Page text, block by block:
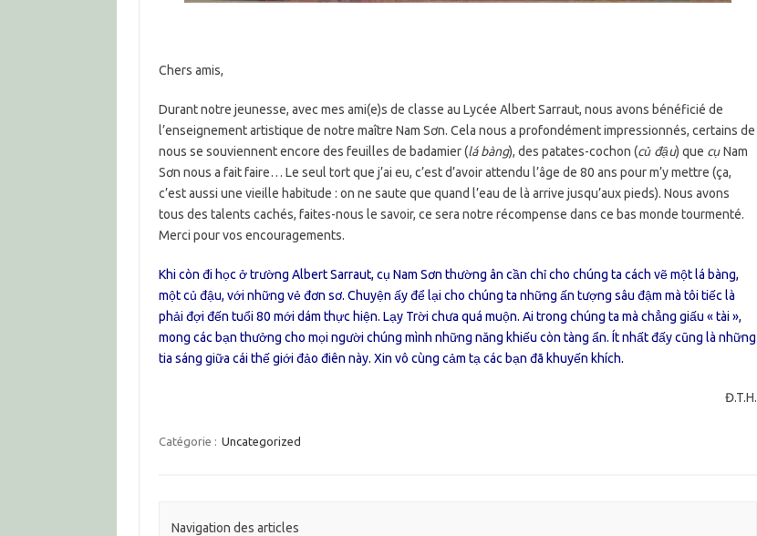
Chers amis,
Durant notre jeunesse, avec mes ami(e)s de classe au Lycée Albert Sarraut, nous avons bénéficié de
l’enseignement artistique de notre maître Nam Sơn. Cela nous a profondément impressionnés, certains de
nous se souviennent encore des feuilles de badamier (lá bàng), des patates-cochon (củ đậu) que cụNam
Sơn nous a fait faire… Le seul tort que j’ai eu, c’est d’avoir attendu l’âge de 80 ans pour m’y mettre (ça,
c’est aussi une vieille habitude : on ne saute que quand l’eau de là arrive jusqu’aux pieds). Nous avons
tous des talents cachés, faites-nous le savoir, ce sera notre récompense dans ce bas monde tourmenté.
Merci pour vos encouragements.
Khi còn đi học ở trường Albert Sarraut, cụ Nam Sơn thường ân cần chỉ cho chúng ta cách vẽ một lá bàng,
một củ đậu, với những vẻ đơn sơ. Chuyện ấy để lại cho chúng ta những ấn tượng sâu đậm mà tôi tiếc là
phải đợi đến tuổi 80 mới dám thực hiện. Lạy Trời chưa quá muộn. Ai trong chúng ta mà chẳng giấu « tài »,
mong các bạn thưởng cho mọi người chúng mình những năng khiếu còn tàng ẩn. Ít nhất đấy cũng là những
tia sáng giữa cái thế giới đảo điên này. Xin vô cùng cảm tạ các bạn đã khuyến khích.
Đ.T.H.
Catégorie : Uncategorized
Navigation des articles